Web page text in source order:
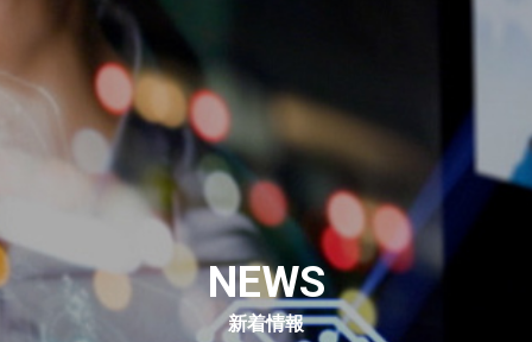
NEWS
新着情報